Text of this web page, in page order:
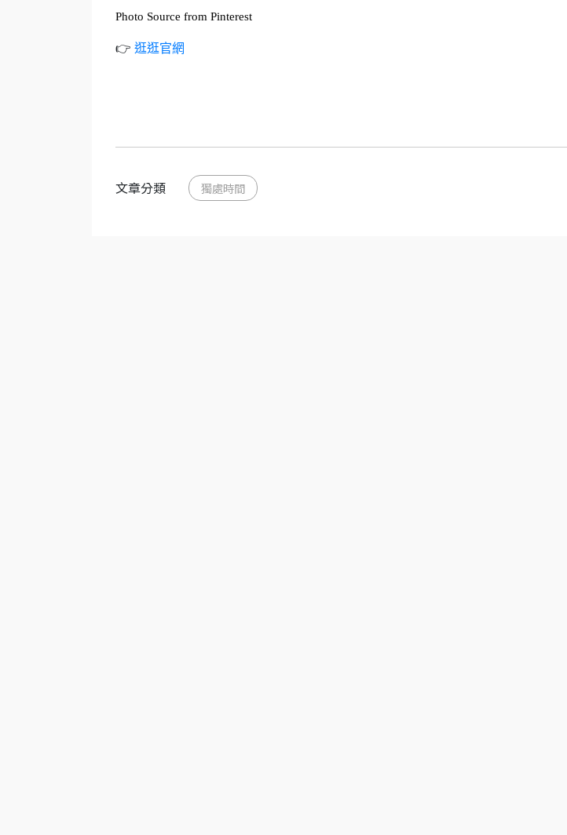
Photo Source from Pinterest
👉 逛逛官網
文章分類 獨處時間